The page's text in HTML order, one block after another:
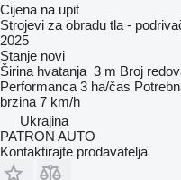
Cijena na upit
Strojevi za obradu tla -
2025
Stanje novi
Širina hvatanja 3 m Broj
Performanca 3 ha/čas
brzina 7 km/h
Ukrajina
PATRON AUTO
Kontaktirajte prodavatelja